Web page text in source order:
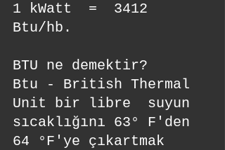
1 kWatt  =  3412
Btu/hb.
BTU ne demektir?
Btu - British Thermal
Unit bir libre  suyun
sıcaklığını 63° F'den
64 °F'ye çıkartmak